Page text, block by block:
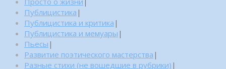
Публицистика |
Публицистика и критика |
Публицистика и мемуары |
Пьесы |
Развитие поэтического мастерства |
Разные стихи (не вошедшие в рубрики) |